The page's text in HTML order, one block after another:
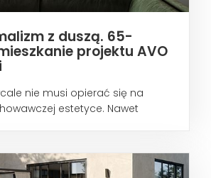
z duszą. 65-
projektu AVO
nie musi opierać się na
estetyce. Nawet